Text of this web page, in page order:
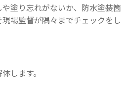
塗り忘れがないか、防水塗装箇
場監督が隅々までチェックをし
します。